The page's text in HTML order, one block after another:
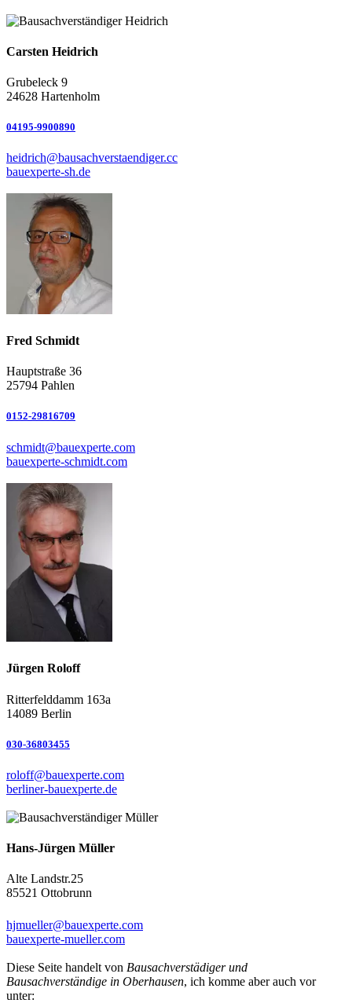
Carsten Heidrich
Grubeleck 9
24628 Hartenholm
04195-9900890
heidrich@bausachverstaendiger.cc
bauexperte-sh.de
Fred Schmidt
Hauptstraße 36
25794 Pahlen
0152-29816709
schmidt@bauexperte.com
bauexperte-schmidt.com
Jürgen Roloff
Ritterfelddamm 163a
14089 Berlin
030-36803455
roloff@bauexperte.com
berliner-bauexperte.de
Hans-Jürgen Müller
Alte Landstr.25
85521 Ottobrunn
hjmueller@bauexperte.com
bauexperte-mueller.com
Diese Seite handelt von Bausachverstädiger und
Bausachverständige in Oberhausen, ich komme aber auch vor
unter: